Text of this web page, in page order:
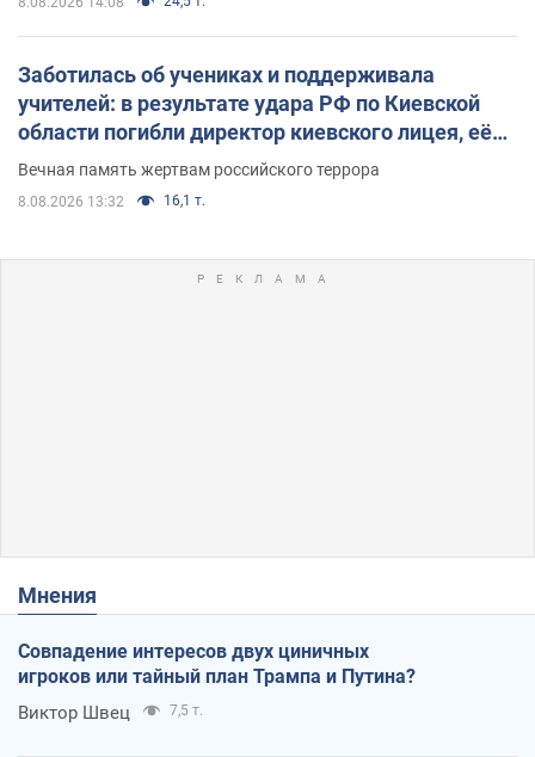
Заботилась об учениках и поддерживала
учителей: в результате удара РФ по Киевской
области погибли директор киевского лицея, её
муж и внук
Вечная память жертвам российского террора
8.08.2026 13:32 16,1 т.
Мнения
Совпадение интересов двух циничных
игроков или тайный план Трампа и Путина?
Виктор Швец 7,5 т.